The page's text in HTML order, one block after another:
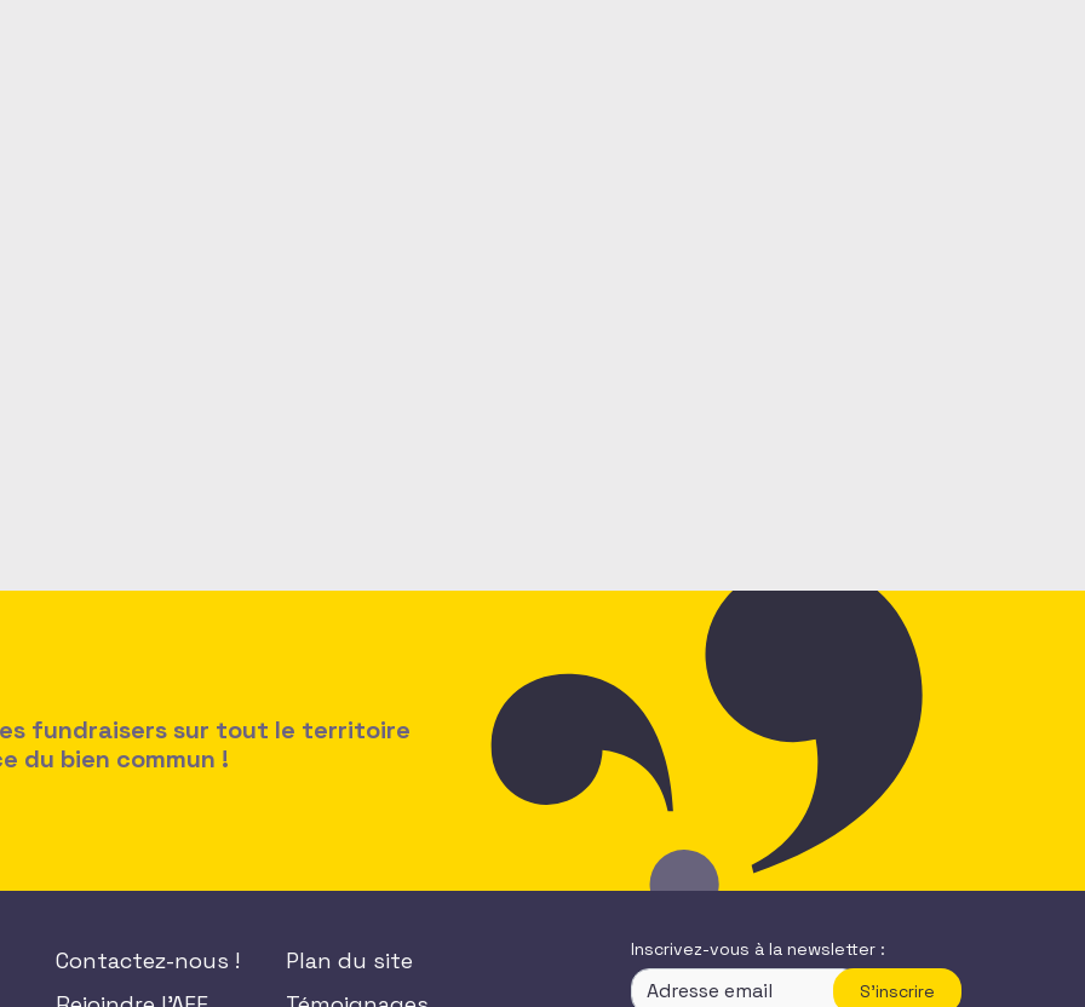
fundraisers sur tout le territoire
du bien commun !
Contactez-nous !
Plan du site
Inscrivez-vous à la newsletter :
S'inscrire